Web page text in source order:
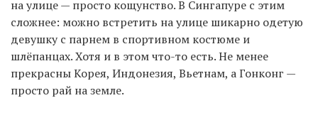
на улице — просто кощунство. В Сингапуре с этим
сложнее: можно встретить на улице шикарно одетую
девушку с парнем в спортивном костюме и
шлёпанцах. Хотя и в этом что-то есть. Не менее
прекрасны Корея, Индонезия, Вьетнам, а Гонконг —
просто рай на земле.